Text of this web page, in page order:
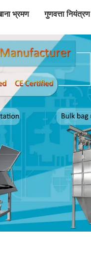
भ्रमण गुणवत्ता नियंत्रण